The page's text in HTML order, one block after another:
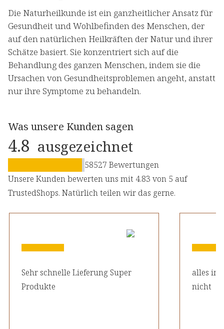
Die Naturheilkunde ist ein ganzheitlicher Ansatz für
Gesundheit und Wohlbefinden des Menschen, der
auf den natürlichen Heilkräften der Natur und ihrer
Schätze basiert. Sie konzentriert sich auf die
Behandlung des ganzen Menschen, indem sie die
Ursachen von Gesundheitsproblemen angeht, anstatt
nur ihre Symptome zu behandeln.
Was unsere Kunden sagen
4.8 ausgezeichnet
58527 Bewertungen
Unsere Kunden bewerten uns mit 4.83 von 5 auf
TrustedShops. Natürlich teilen wir das gerne.
Sehr schnelle Lieferung Super
Produkte
alles in
nicht